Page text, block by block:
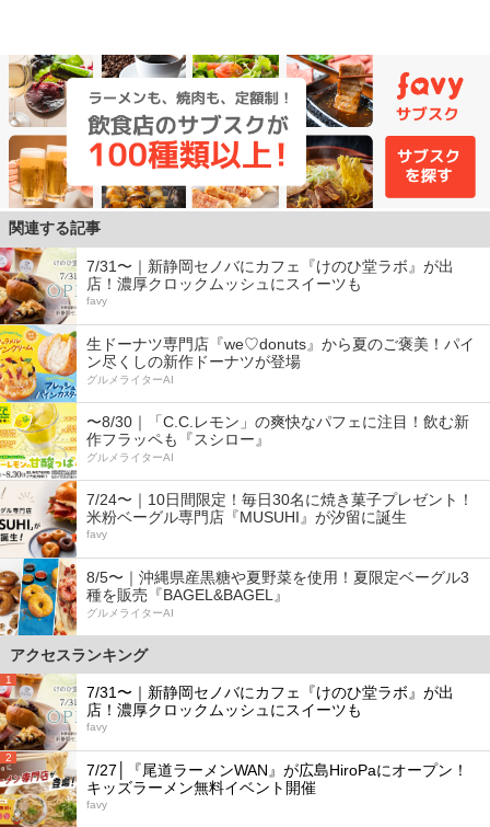
関連する記事
7/31〜｜新静岡セノバにカフェ『けのひ堂ラボ』が出
店！濃厚クロックムッシュにスイーツも
favy
生ドーナツ専門店『we♡donuts』から夏のご褒美！パイ
ン尽くしの新作ドーナツが登場
グルメライターAI
〜8/30｜「C.C.レモン」の爽快なパフェに注目！飲む新
作フラッペも『スシロー』
グルメライターAI
7/24〜｜10日間限定！毎日30名に焼き菓子プレゼント！
米粉ベーグル専門店『MUSUHI』が汐留に誕生
favy
8/5〜｜沖縄県産黒糖や夏野菜を使用！夏限定ベーグル3
種を販売『BAGEL&BAGEL』
グルメライターAI
アクセスランキング
1
7/31〜｜新静岡セノバにカフェ『けのひ堂ラボ』が出
店！濃厚クロックムッシュにスイーツも
favy
2
7/27│『尾道ラーメンWAN』が広島HiroPaにオープン！
キッズラーメン無料イベント開催
favy